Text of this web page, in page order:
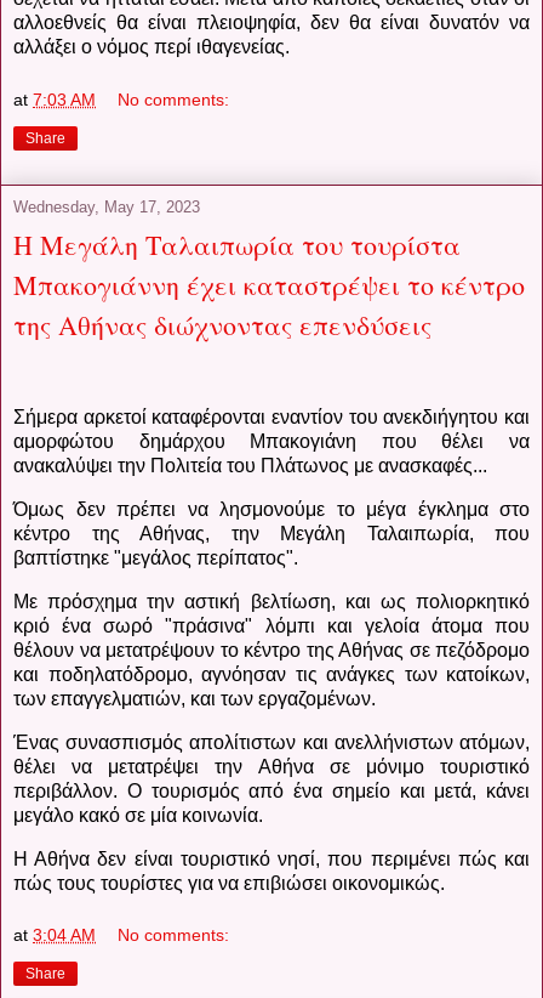
αλλοεθνείς θα είναι πλειοψηφία, δεν θα είναι δυνατόν να
αλλάξει ο νόμος περί ιθαγενείας.
at 7:03 AM No comments:
Share
Wednesday, May 17, 2023
H Μεγάλη Ταλαιπωρία του τουρίστα
Μπακογιάννη έχει καταστρέψει το κέντρο
της Αθήνας διώχνοντας επενδύσεις
Σήμερα αρκετοί καταφέρονται εναντίον του ανεκδιήγητου και
αμορφώτου δημάρχου Μπακογιάνη που θέλει να
ανακαλύψει την Πολιτεία του Πλάτωνος με ανασκαφές...
Όμως δεν πρέπει να λησμονούμε το μέγα έγκλημα στο
κέντρο της Αθήνας, την Μεγάλη Ταλαιπωρία, που
βαπτίστηκε "μεγάλος περίπατος".
Με πρόσχημα την αστική βελτίωση, και ως πολιορκητικό
κριό ένα σωρό "πράσινα" λόμπι και γελοία άτομα που
θέλουν να μετατρέψουν το κέντρο της Αθήνας σε πεζόδρομο
και ποδηλατόδρομο, αγνόησαν τις ανάγκες των κατοίκων,
των επαγγελματιών, και των εργαζομένων.
Ένας συνασπισμός απολίτιστων και ανελλήνιστων ατόμων,
θέλει να μετατρέψει την Αθήνα σε μόνιμο τουριστικό
περιβάλλον. Ο τουρισμός από ένα σημείο και μετά, κάνει
μεγάλο κακό σε μία κοινωνία.
Η Αθήνα δεν είναι τουριστικό νησί, που περιμένει πώς και
πώς τους τουρίστες για να επιβιώσει οικονομικώς.
at 3:04 AM No comments:
Share